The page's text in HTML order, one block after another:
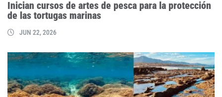
Inician cursos de artes de pesca para la protección
de las tortugas marinas
JUN 22, 2026